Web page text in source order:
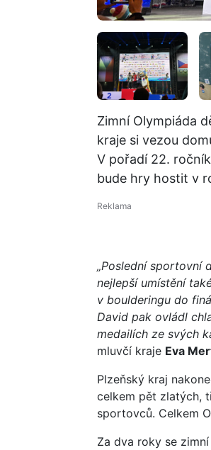
Zimní Olympiáda
kraje si vezou
V pořadí 22.
bude hry hostit v
„Poslední sportovní
nejlepší umístění
v boulderingu do
David pak ovládl
medailích ze svých
mluvčí kraje Eva
Plzeňský kraj
celkem pět zlatých,
sportovců. Celkem
Za dva roky se